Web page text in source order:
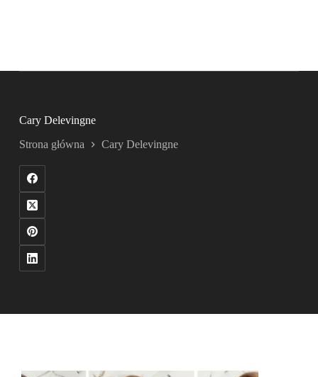
Cary Delevingne
Strona główna Cary Delevingne